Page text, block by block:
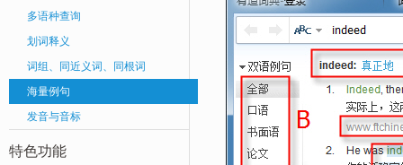
多语种查询
划词释义
词组、同近义词、同根词
海量例句
发音与音标
特色功能